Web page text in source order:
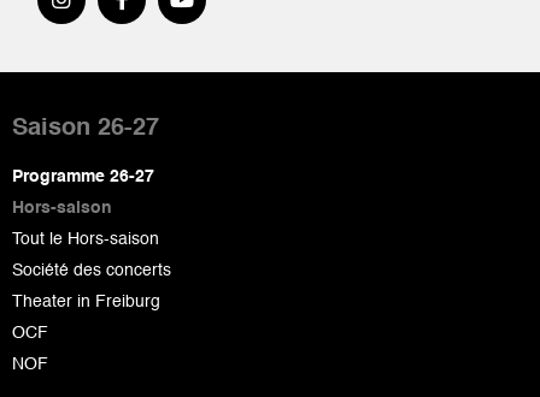
de
page
Saison 26-27
Programme 26-27
Hors-saison
Tout le Hors-saison
Société des concerts
Theater in Freiburg
OCF
NOF